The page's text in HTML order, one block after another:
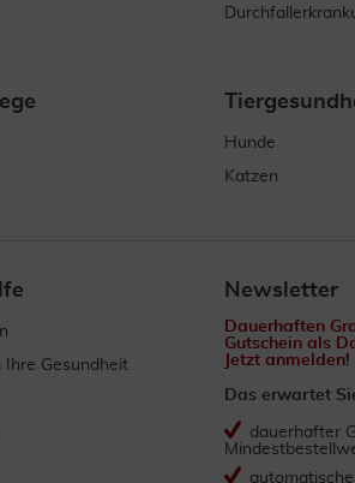
Hunde
Katzen
Ihre Gesundheit
Newsletter
Dauerhaften
Gutschein als
Jetzt anmelden!
Das erwartet
dauerhafter